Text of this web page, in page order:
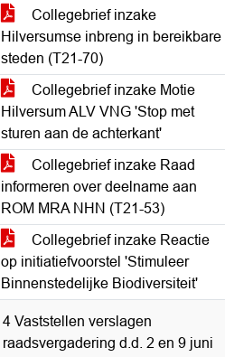
Collegebrief inzake
Hilversumse inbreng in bereikbare
steden (T21-70)
Collegebrief inzake Motie
Hilversum ALV VNG 'Stop met
sturen aan de achterkant'
Collegebrief inzake Raad
informeren over deelname aan
ROM MRA NHN (T21-53)
Collegebrief inzake Reactie
op initiatiefvoorstel 'Stimuleer
Binnenstedelijke Biodiversiteit'
4 Vaststellen verslagen
raadsvergadering d.d. 2 en 9 juni